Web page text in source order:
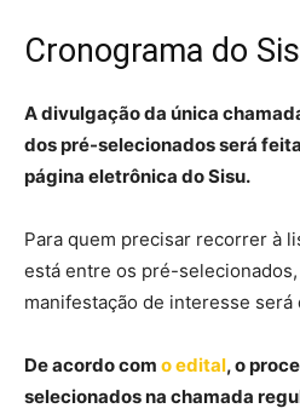
Cronograma do
A divulgação da única
dos pré-selecionados será
página eletrônica do Sisu.
Para quem precisar recorrer à
está entre os pré-
manifestação de interesse será
De acordo com o edital, o
selecionados na chamada